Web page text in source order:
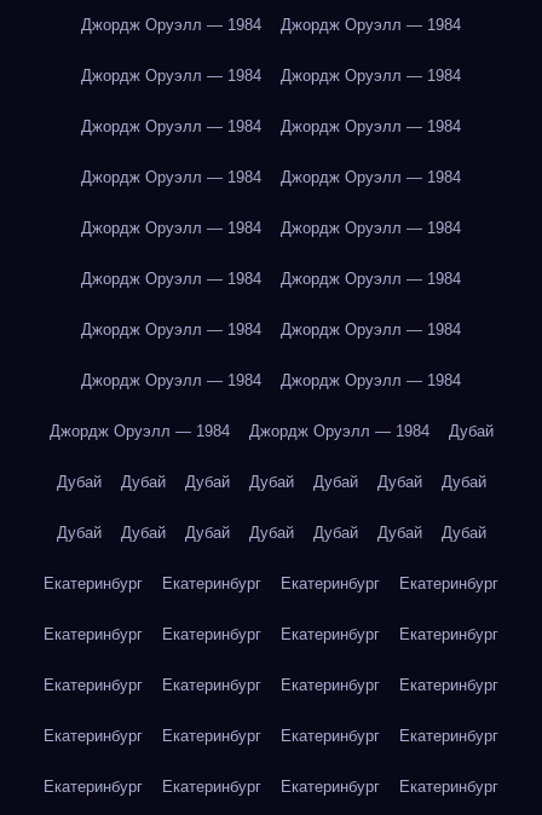
Джордж Оруэлл — 1984 Джордж Оруэлл — 1984
Джордж Оруэлл — 1984 Джордж Оруэлл — 1984
Джордж Оруэлл — 1984 Джордж Оруэлл — 1984
Джордж Оруэлл — 1984 Джордж Оруэлл — 1984
Джордж Оруэлл — 1984 Джордж Оруэлл — 1984
Джордж Оруэлл — 1984 Джордж Оруэлл — 1984
Джордж Оруэлл — 1984 Джордж Оруэлл — 1984
Джордж Оруэлл — 1984 Джордж Оруэлл — 1984
Джордж Оруэлл — 1984 Джордж Оруэлл — 1984 Дубай
Дубай Дубай Дубай Дубай Дубай Дубай Дубай
Дубай Дубай Дубай Дубай Дубай Дубай Дубай
Екатеринбург Екатеринбург Екатеринбург Екатеринбург
Екатеринбург Екатеринбург Екатеринбург Екатеринбург
Екатеринбург Екатеринбург Екатеринбург Екатеринбург
Екатеринбург Екатеринбург Екатеринбург Екатеринбург
Екатеринбург Екатеринбург Екатеринбург Екатеринбург